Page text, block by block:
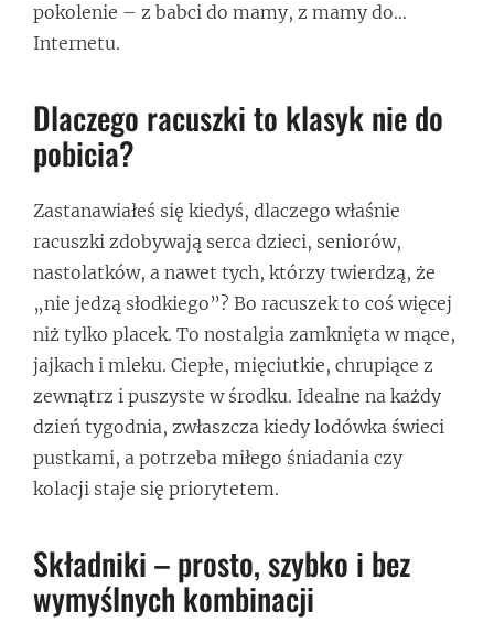
pokolenie – z babci do mamy, z mamy do…
Internetu.
Dlaczego racuszki to klasyk nie do
pobicia?
Zastanawiałeś się kiedyś, dlaczego właśnie
racuszki zdobywają serca dzieci, seniorów,
nastolatków, a nawet tych, którzy twierdzą, że
„nie jedzą słodkiego”? Bo racuszek to coś więcej
niż tylko placek. To nostalgia zamknięta w mące,
jajkach i mleku. Ciepłe, mięciutkie, chrupiące z
zewnątrz i puszyste w środku. Idealne na każdy
dzień tygodnia, zwłaszcza kiedy lodówka świeci
pustkami, a potrzeba miłego śniadania czy
kolacji staje się priorytetem.
Składniki – prosto, szybko i bez
wymyślnych kombinacji